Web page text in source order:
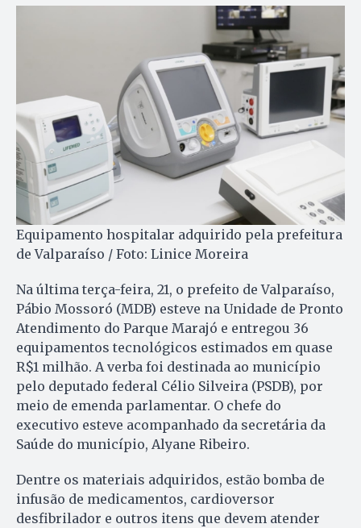
Equipamento hospitalar adquirido pela prefeitura
de Valparaíso / Foto: Linice Moreira
Na última terça-feira, 21, o prefeito de Valparaíso,
Pábio Mossoró (MDB) esteve na Unidade de Pronto
Atendimento do Parque Marajó e entregou 36
equipamentos tecnológicos estimados em quase
R$1 milhão. A verba foi destinada ao município
pelo deputado federal Célio Silveira (PSDB), por
meio de emenda parlamentar. O chefe do
executivo esteve acompanhado da secretária da
Saúde do município, Alyane Ribeiro.
Dentre os materiais adquiridos, estão bomba de
infusão de medicamentos, cardioversor
desfibrilador e outros itens que devem atender